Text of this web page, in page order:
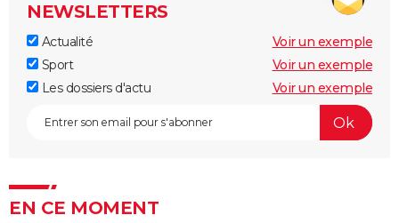
NEWSLETTERS
Actualité
Voir un exemple
Sport
Voir un exemple
Les dossiers d'actu
Voir un exemple
EN CE MOMENT